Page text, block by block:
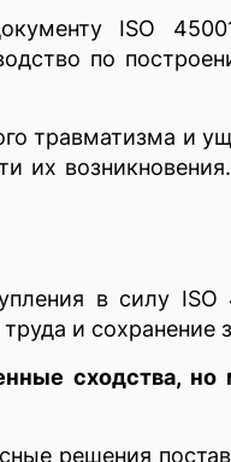
ISO
по
травматизма и
в силу
и сохранение
сходства,
решения